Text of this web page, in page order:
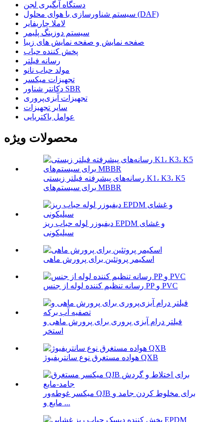
دستگاه آبگیری لجن
سیستم شناورسازی با هوای محلول (DAF)
لاملا چاریفایر
سیستم دوزینگ پلیمر
صفحه نمایش و صفحه نمایش های زیبا
پخش کننده حباب
رسانه فیلتر
مولد حباب نانو
تجهیزات میکسر
دکانتر شناور SBR
تجهیزات آبزی‌پروری
سایر تجهیزات
عوامل باکتریایی
محصولات ویژه
رسانه‌های پیشرفته فیلتر زیستی K1، K3، K5
برای سیستم‌های MBBR
دیفیوزر لوله حباب ریز EPDM و غشای
سیلیکونی
اسکیمر پروتئین برای پرورش ماهی
رسانه تنظیم کننده لوله از جنس PP و PVC
فیلتر درام آبزی پروری برای پرورش ماهی و
استخر
هواده مستغرق نوع سانتریفیوژ QXB
میکسر غوطه‌ور QJB برای مخلوط کردن جامد و
مایع و ...